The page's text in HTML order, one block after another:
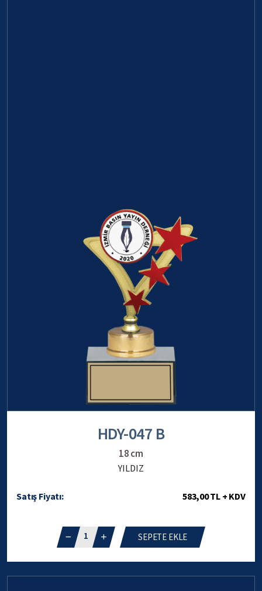
HDY-047 B
18 cm
YILDIZ
Satış Fiyatı: 583,00 TL + KDV
1 SEPETE EKLE